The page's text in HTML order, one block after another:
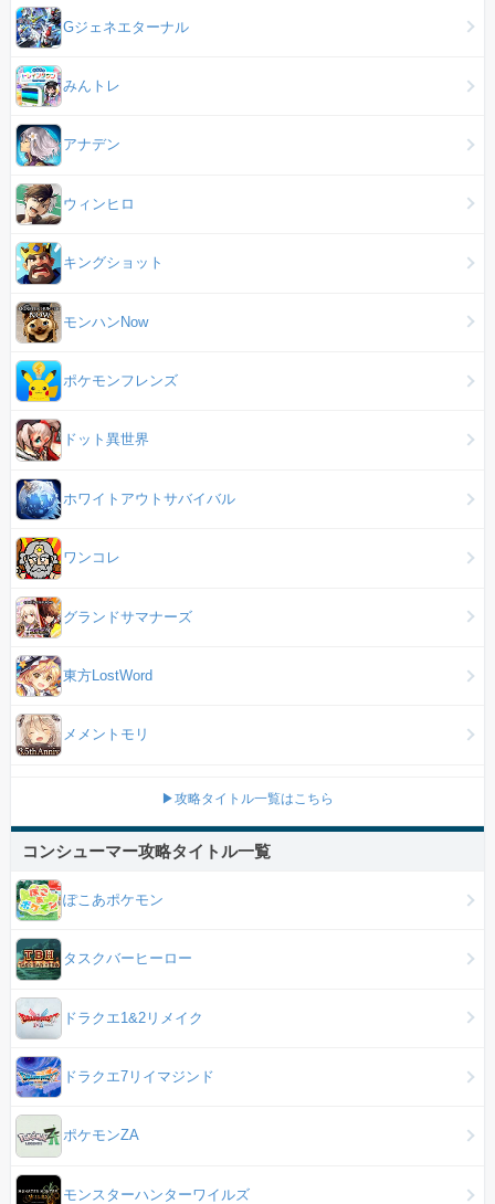
Gジェネエターナル
みんトレ
アナデン
ウィンヒロ
キングショット
モンハンNow
ポケモンフレンズ
ドット異世界
ホワイトアウトサバイバル
ワンコレ
グランドサマナーズ
東方LostWord
メメントモリ
▶攻略タイトル一覧はこちら
コンシューマー攻略タイトル一覧
ぽこあポケモン
タスクバーヒーロー
ドラクエ1&2リメイク
ドラクエ7リイマジンド
ポケモンZA
モンスターハンターワイルズ